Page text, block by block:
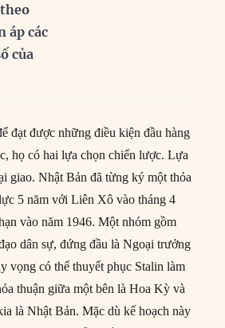
áp các
của
đạt được những điều kiện đầu hàng
họ có hai lựa chọn chiến lược. Lựa
giao. Nhật Bản đã từng ký một thỏa
5 năm với Liên Xô vào tháng 4
vào năm 1946. Một nhóm gồm
dân sự, đứng đầu là Ngoại trưởng
vọng có thể thuyết phục Stalin làm
thuận giữa một bên là Hoa Kỳ và
là Nhật Bản. Mặc dù kế hoạch này